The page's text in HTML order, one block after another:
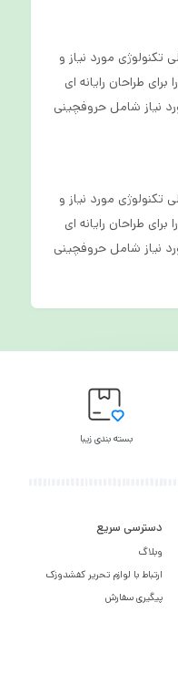
مورد نیاز و
طراحان رایانه ای
نیاز شامل حروفچینی
مورد نیاز و
طراحان رایانه ای
نیاز شامل حروفچینی
بسته بندی زیبا
دسترسی سریع
وبلاگ
ارتباط با لوازم تحریر کفشدوزک
پیگیری سفارش